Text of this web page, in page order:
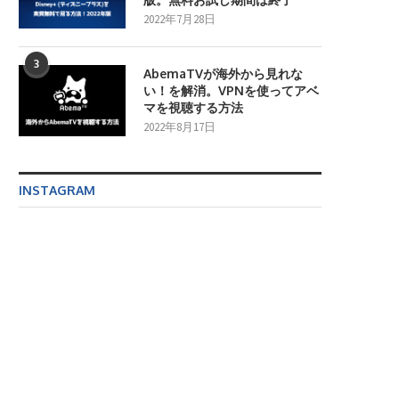
2022年7月28日
3
AbemaTVが海外から見れな
い！を解消。VPNを使ってアベ
マを視聴する方法
2022年8月17日
INSTAGRAM